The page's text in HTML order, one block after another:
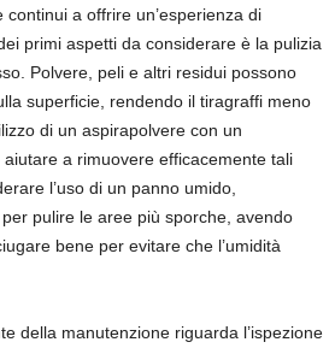
a offrire un’esperienza di
primi aspetti da considerare è la pulizia
Polvere, peli e altri residui possono
superficie, rendendo il tiragraffi meno
di un aspirapolvere con un
a rimuovere efficacemente tali
l’uso di un panno umido,
pulire le aree più sporche, avendo
bene per evitare che l’umidità
della manutenzione riguarda l’ispezione